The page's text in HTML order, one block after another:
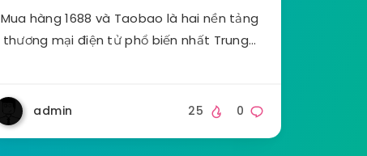
Mua hàng 1688 và Taobao là hai nền tảng
thương mại điện tử phổ biến nhất Trung…
admin 0
25